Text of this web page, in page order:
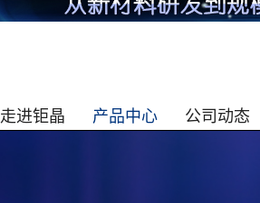
走进钜晶 产品中心 公司动态